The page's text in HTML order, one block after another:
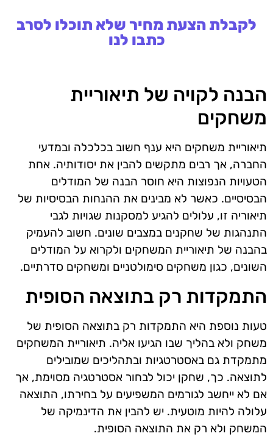
לקבלת הצעת מחיר שלא תוכלו לסרב
כתבו לנו
הבנה לקויה של תיאוריית
משחקים
תיאוריית משחקים היא ענף חשוב בכלכלה ובמדעי
החברה, אך רבים מתקשים להבין את יסודותיה. אחת
הטעויות הנפוצות היא חוסר הבנה של המודלים
הבסיסיים. כאשר לא מבינים את ההנחות הבסיסיות של
תיאוריה זו, עלולים להגיע למסקנות שגויות לגבי
התנהגות של שחקנים במצבים שונים. חשוב להעמיק
בהבנה של תיאוריית המשחקים ולקרוא על המודלים
השונים, כגון משחקים סימולטניים ומשחקים סדרתיים.
התמקדות רק בתוצאה הסופית
טעות נוספת היא התמקדות רק בתוצאה הסופית של
משחק ולא בהליך שבו הגיעו אליה. תיאוריית המשחקים
מתמקדת גם באסטרטגיות ובתהליכים שמובילים
לתוצאה. כך, שחקן יכול לבחור אסטרטגיה מסוימת, אך
אם לא ייחשב לגורמים המשפיעים על בחירתו, התוצאה
עלולה להיות מוטעית. יש להבין את הדינמיקה של
המשחק ולא רק את התוצאה הסופית.